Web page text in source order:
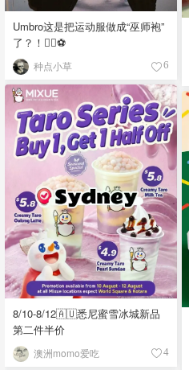
Umbro这是把运动服做成“巫师袍”
了？！🧙‍♂️⚽️
种点小草 6
8/10-8/12🇦🇺悉尼蜜雪冰城新品
第二件半价
澳洲momo爱吃 4